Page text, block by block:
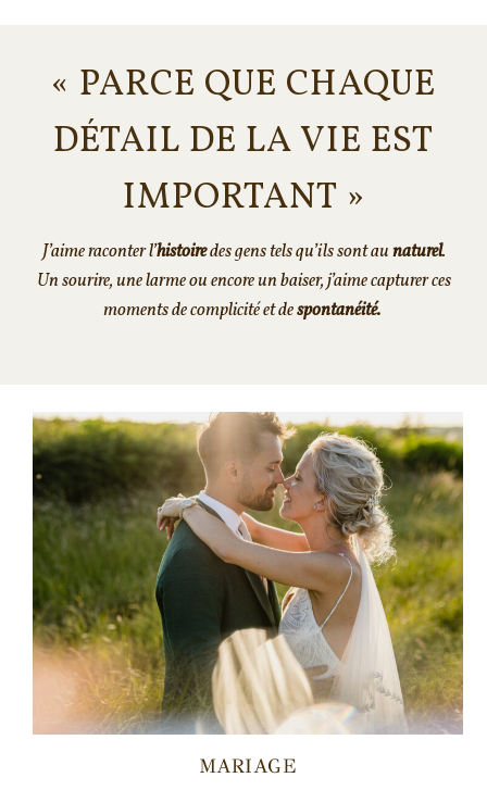
« PARCE QUE CHAQUE
DÉTAIL DE LA VIE EST
IMPORTANT »
J’aime raconter l’histoiredes gens tels qu’ils sont aunaturel.
Un sourire, une larme ou encore un baiser, j’aime capturer ces
moments de complicité et despontanéité.
MARIAGE